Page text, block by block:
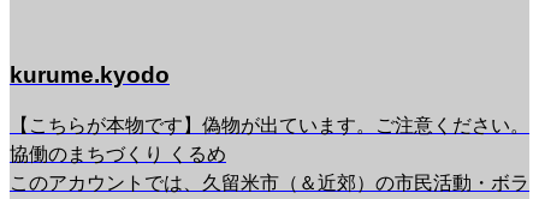
kurume.kyodo
【こちらが本物です】偽物が出ています。ご注意ください。
協働のまちづくり くるめ
このアカウントでは、久留米市（＆近郊）の市民活動・ボラ